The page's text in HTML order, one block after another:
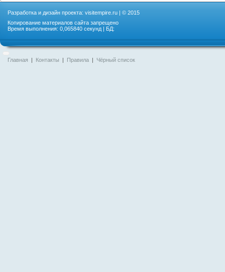
Разработка и дизайн проекта: visitempire.ru | © 2015
Копирование материалов сайта запрещено
Время выполнения: 0,065840 секунд | БД:
Главная | Контакты | Правила | Чёрный список